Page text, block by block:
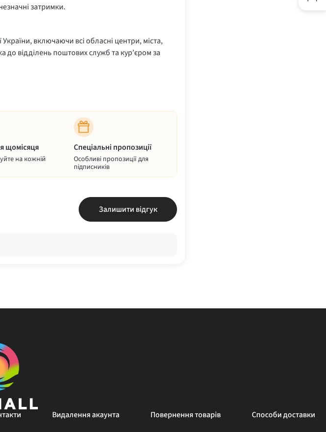
затримки.
України, включаючи всі обласні центри, міста,
до відділень поштових служб та кур’єром за
щомісяця
на кожній
Спеціальні пропозиції
Особливі пропозиції для
підписників
Залишити відгук
Видалення акаунта Повернення товарів Способи доставки